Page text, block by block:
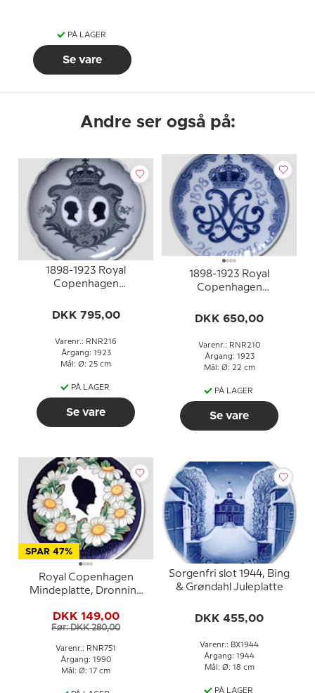
PÅ LAGER
Se vare
Andre ser også på:
1898-1923 Royal
Copenhagen
X.s og dronning
DKK 795,00
Varenr.: RNR216
Årgang: 1923
Mål: Ø: 25 cm
PÅ LAGER
Se vare
1898-1923 Royal
Copenhagen
DKK 650,00
Varenr.: RNR210
Årgang: 1923
Mål: Ø: 22 cm
PÅ LAGER
Se vare
SPAR 47%
Royal Copenhagen
Mindeplatte, Dronning
DKK 149,00
Før: DKK 280,00
Varenr.: RNR751
Årgang: 1990
Mål: Ø: 17 cm
Sorgenfri slot 1944, Bing
& Grøndahl Juleplatte
DKK 455,00
Varenr.: BX1944
Årgang: 1944
Mål: Ø: 18 cm
PÅ LAGER